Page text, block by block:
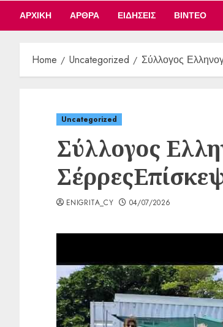
ΑΡΧΙΚΉ ΆΡΘΡΑ ΕΙΔΉΣΕΙΣ ΒΊΝΤΕΟ
Home Uncategorized Σύλλογος
Uncategorized
Σύλλογος
ENIGRITA_CY 04/07/2026